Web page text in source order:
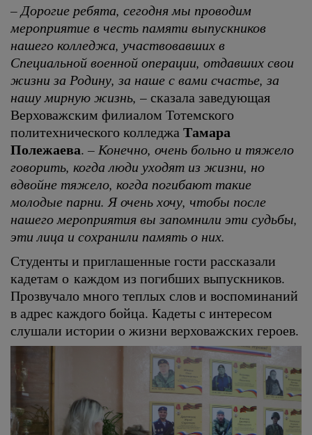
– Дорогие ребята, сегодня мы проводим
мероприятие в честь памяти выпускников
нашего колледжа, участвовавших в
Специальной военной операции, отдавших свои
жизни за Родину, за наше с вами счастье, за
нашу мирную жизнь, – сказала заведующая
Верховажским филиалом Тотемского
политехнического колледжаТамара
Полежаева. – Конечно, очень больно и тяжело
говорить, когда люди уходят из жизни, но
вдвойне тяжело, когда погибают такие
молодые парни. Я очень хочу, чтобы после
нашего мероприятия вы запомнили эти судьбы,
эти лица и сохранили память о них.
Студенты и приглашенные гости рассказали
кадетам о каждом из погибших выпускников.
Прозвучало много теплых слов и воспоминаний
в адрес каждого бойца. Кадеты с интересом
слушали истории о жизни верховажских героев.